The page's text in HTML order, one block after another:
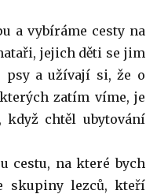
a vybíráme cesty na
jejich děti se jim
psy a užívají si, že o
zatím víme, je
chtěl ubytování
cestu, na které bych
skupiny lezců, kteří